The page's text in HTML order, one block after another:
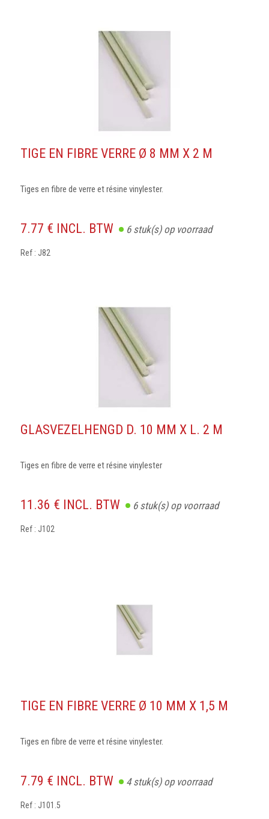
TIGE EN FIBRE VERRE Ø 8 MM X 2 M
Tiges en fibre de verre et résine vinylester.
7.77 € INCL. BTW 6stuk(s) op voorraad
Ref : J82
GLASVEZELHENGD D. 10 MM X L. 2 M
Tiges en fibre de verre et résine vinylester
11.36 € INCL. BTW 6stuk(s) op voorraad
Ref : J102
TIGE EN FIBRE VERRE Ø 10 MM X 1,5 M
Tiges en fibre de verre et résine vinylester.
7.79 € INCL. BTW 4stuk(s) op voorraad
Ref : J101.5